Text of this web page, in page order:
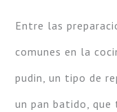
Entre las
comunes en la
pudin, un tipo de
un pan batido,